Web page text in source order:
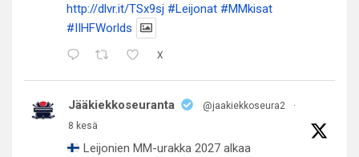
http://dlvr.it/TSx9sj #Leijonat #MMkisat
#IIHFWorlds
X
Jääkiekkoseuranta @jaakiekkoseura2
·
8 kesä
Leijonien MM-urakka 2027 alkaa